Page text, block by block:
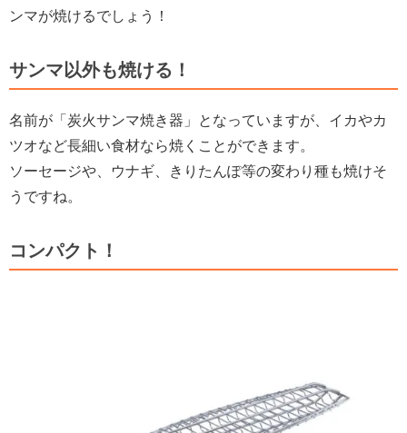
ンマが焼けるでしょう！
サンマ以外も焼ける！
名前が「炭火サンマ焼き器」となっていますが、イカやカ
ツオなど長細い食材なら焼くことができます。
ソーセージや、ウナギ、きりたんぽ等の変わり種も焼けそ
うですね。
コンパクト！